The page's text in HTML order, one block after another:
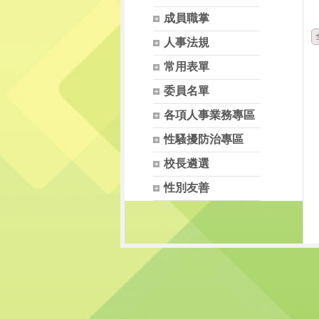
成員職掌
人事法規
常用表單
委員名單
各項人事業務專區
性騷擾防治專區
校長遴選
性別友善